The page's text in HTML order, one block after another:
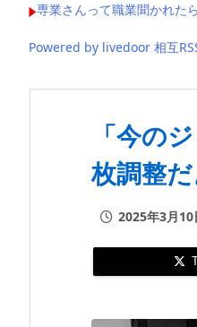
専業さんって職業聞かれた
Powered by livedoor 相互
「今の
枚調整
2025年3月10